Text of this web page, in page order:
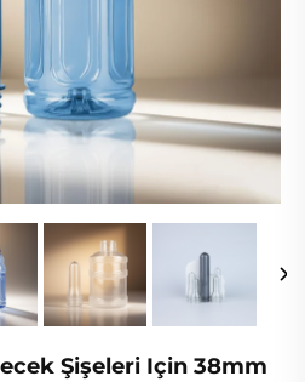
Şişeleri Için 38mm